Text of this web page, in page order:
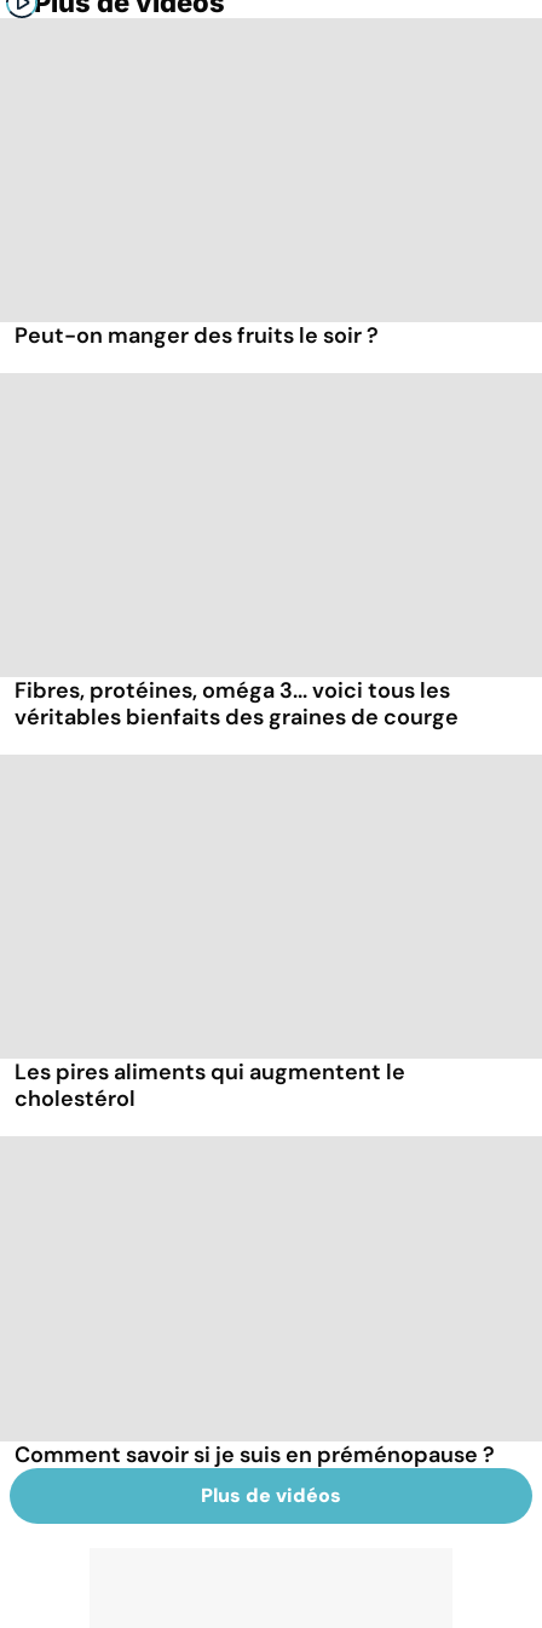
Peut-on manger des fruits le soir ?
Fibres, protéines, oméga 3... voici tous les
véritables bienfaits des graines de courge
Les pires aliments qui augmentent le
cholestérol
Comment savoir si je suis en préménopause ?
Plus de vidéos